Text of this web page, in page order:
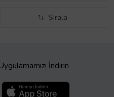
Sırala
İndirin